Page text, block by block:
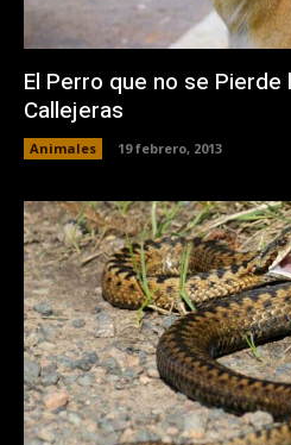
El Perro que no se
Callejeras
Animales 19 febrero, 2013